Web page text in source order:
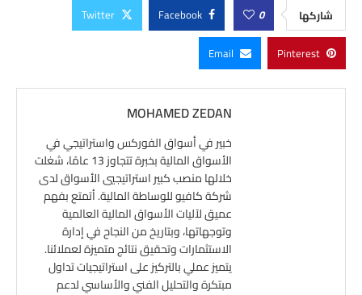
شاركها 0
Facebook
Twitter
Pinterest
Email
MOHAMED ZEDAN
خبير في أسواق الفوركس واستراتيجي في
الأسواق المالية بخبرة تتجاوز 13 عامًا، شغلت
خلالها منصب كبير استراتيجيي الأسواق لدى
شركة كافيو للوساطة المالية. أتمتع بفهم
عميق لآليات الأسواق المالية العالمية
وتوجهاتها، وبتاريخ من النجاح في إدارة
الاستثمارات وتحقيق نتائج متميزة لعملائنا.
يتميز عملي بالتركيز على استراتيجيات تداول
مبتكرة والتحليل الفني والأساسي لدعم